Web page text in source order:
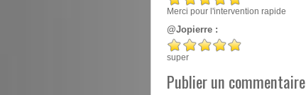
Merci pour l'intervention rapide
@Jopierre :
super
Publier un commentaire